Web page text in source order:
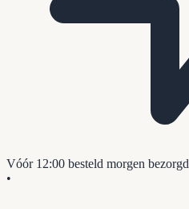
Vóór 12:00 besteld morgen bezorgd
•